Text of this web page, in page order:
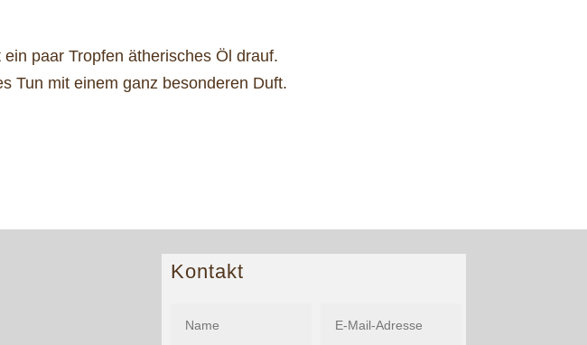
paar Tropfen ätherisches Öl drauf.
Tun mit einem ganz besonderen Duft.
Kontakt